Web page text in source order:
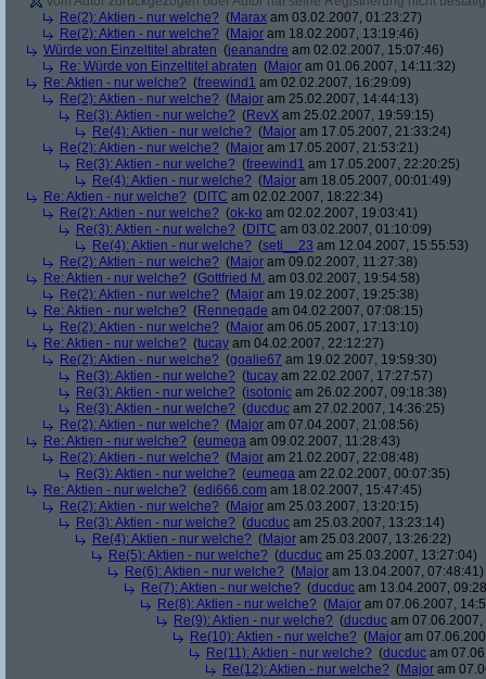
Re(2): Aktien - nur welche? (Marax am 03.02.2007, 01:23:27)
Re(2): Aktien - nur welche? (Major am 18.02.2007, 13:19:46)
Würde von Einzeltitel abraten (jeanandre am 02.02.2007, 15:07:46)
Re: Würde von Einzeltitel abraten (Major am 01.06.2007, 14:11:32)
Re: Aktien - nur welche? (freewind1 am 02.02.2007, 16:29:09)
Re(2): Aktien - nur welche? (Major am 25.02.2007, 14:44:13)
Re(3): Aktien - nur welche? (RevX am 25.02.2007, 19:59:15)
Re(4): Aktien - nur welche? (Major am 17.05.2007, 21:33:24)
Re(2): Aktien - nur welche? (Major am 17.05.2007, 21:53:21)
Re(3): Aktien - nur welche? (freewind1 am 17.05.2007, 22:20:25)
Re(4): Aktien - nur welche? (Major am 18.05.2007, 00:01:49)
Re: Aktien - nur welche? (DITC am 02.02.2007, 18:22:34)
Re(2): Aktien - nur welche? (ok-ko am 02.02.2007, 19:03:41)
Re(3): Aktien - nur welche? (DITC am 03.02.2007, 01:10:09)
Re(4): Aktien - nur welche? (seti__23 am 12.04.2007, 15:55:53)
Re(2): Aktien - nur welche? (Major am 09.02.2007, 11:27:38)
Re: Aktien - nur welche? (Gottfried M. am 03.02.2007, 19:54:58)
Re(2): Aktien - nur welche? (Major am 19.02.2007, 19:25:38)
Re: Aktien - nur welche? (Rennegade am 04.02.2007, 07:08:15)
Re(2): Aktien - nur welche? (Major am 06.05.2007, 17:13:10)
Re: Aktien - nur welche? (tucay am 04.02.2007, 22:12:27)
Re(2): Aktien - nur welche? (goalie67 am 19.02.2007, 19:59:30)
Re(3): Aktien - nur welche? (tucay am 22.02.2007, 17:27:57)
Re(3): Aktien - nur welche? (isotonic am 26.02.2007, 09:18:38)
Re(3): Aktien - nur welche? (ducduc am 27.02.2007, 14:36:25)
Re(2): Aktien - nur welche? (Major am 07.04.2007, 21:08:56)
Re: Aktien - nur welche? (eumega am 09.02.2007, 11:28:43)
Re(2): Aktien - nur welche? (Major am 21.02.2007, 22:08:48)
Re(3): Aktien - nur welche? (eumega am 22.02.2007, 00:07:35)
Re: Aktien - nur welche? (edi666.com am 18.02.2007, 15:47:45)
Re(2): Aktien - nur welche? (Major am 25.03.2007, 13:20:15)
Re(3): Aktien - nur welche? (ducduc am 25.03.2007, 13:23:14)
Re(4): Aktien - nur welche? (Major am 25.03.2007, 13:26:22)
Re(5): Aktien - nur welche? (ducduc am 25.03.2007, 13:27:04)
Re(6): Aktien - nur welche? (Major am 13.04.2007, 07:48:41)
Re(7): Aktien - nur welche? (ducduc am 13.04.2007,
Re(8): Aktien - nur welche? (Major am 07.06.2007,
Re(9): Aktien - nur welche? (ducduc am
Re(10): Aktien - nur welche? (Major am
Re(11): Aktien - nur welche? (ducduc am
Re(12): Aktien - nur welche? (Major am